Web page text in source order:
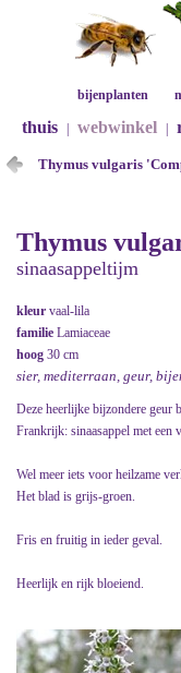
bijenplanten
thuis webwinkel
Thymus vulgaris
Thymus
sinaasappeltijm
kleur vaal-lila
familie Lamiaceae
hoog 30 cm
sier, mediterraan, geur,
Deze heerlijke bijzondere geur
Frankrijk: sinaasappel met een
Wel meer iets voor heilzame
Het blad is grijs-groen.
Fris en fruitig in ieder geval.
Heerlijk en rijk bloeiend.